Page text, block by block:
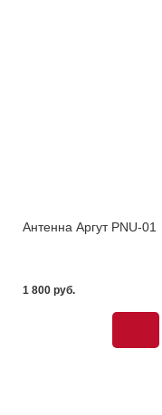
Антенна Аргут PNU-01
1 800 pуб.